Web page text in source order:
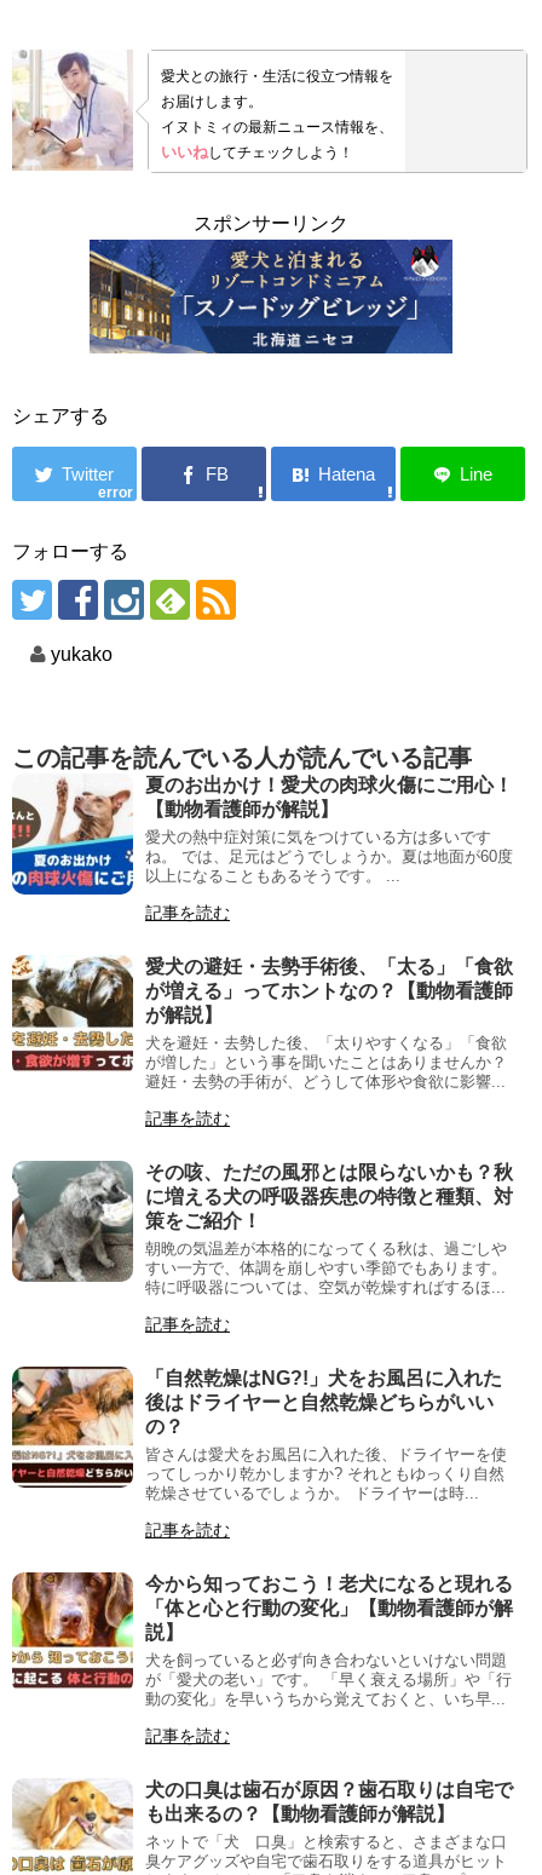
愛犬との旅行・生活に役立つ情報を
お届けします。
イヌトミィの最新ニュース情報を、
いいねしてチェックしよう！
スポンサーリンク
シェアする
error
フォローする
yukako
この記事を読んでいる人が読んでいる記事
夏のお出かけ！愛犬の肉球火傷にご用心！
【動物看護師が解説】
愛犬の熱中症対策に気をつけている方は多いです
ね。 では、足元はどうでしょうか。夏は地面が60度
以上になることもあるそうです。 ...
記事を読む
愛犬の避妊・去勢手術後、「太る」「食欲
が増える」ってホントなの？【動物看護師
が解説】
犬を避妊・去勢した後、「太りやすくなる」「食欲
が増した」という事を聞いたことはありませんか？
避妊・去勢の手術が、どうして体形や食欲に影響...
記事を読む
その咳、ただの風邪とは限らないかも？秋
に増える犬の呼吸器疾患の特徴と種類、対
策をご紹介！
朝晩の気温差が本格的になってくる秋は、過ごしや
すい一方で、体調を崩しやすい季節でもあります。
特に呼吸器については、空気が乾燥すればするほ...
記事を読む
「自然乾燥はNG?!」犬をお風呂に入れた
後はドライヤーと自然乾燥どちらがいい
の？
皆さんは愛犬をお風呂に入れた後、ドライヤーを使
ってしっかり乾かしますか? それともゆっくり自然
乾燥させているでしょうか。 ドライヤーは時...
記事を読む
今から知っておこう！老犬になると現れる
「体と心と行動の変化」【動物看護師が解
説】
犬を飼っていると必ず向き合わないといけない問題
が「愛犬の老い」です。 「早く衰える場所」や「行
動の変化」を早いうちから覚えておくと、いち早...
記事を読む
犬の口臭は歯石が原因？歯石取りは自宅で
も出来るの？【動物看護師が解説】
ネットで「犬 口臭」と検索すると、さまざまな口
臭ケアグッズや自宅で歯石取りをする道具がヒット